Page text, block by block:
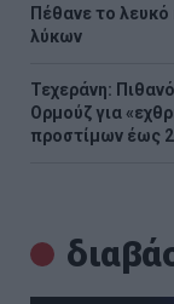
Πέθανε το λευκό
λύκων
Τεχεράνη:
Ορμούζ για
προστίμων έως